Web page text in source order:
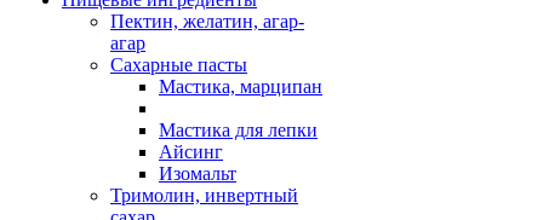
Пектин, желатин, агар-
агар
Сахарные пасты
Мастика, марципан
Мастика для лепки
Айсинг
Изомальт
Тримолин, инвертный